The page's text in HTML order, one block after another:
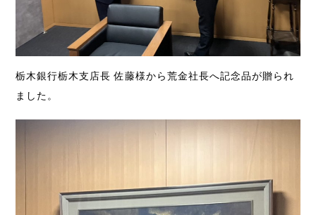
栃木銀行栃木支店長 佐藤様から荒金社長へ記念品が贈られ
ました。